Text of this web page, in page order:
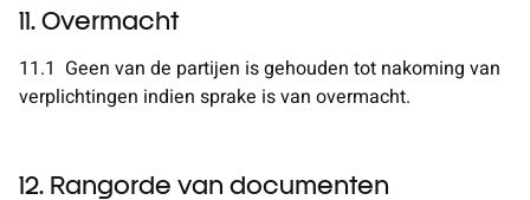
11. Overmacht
11.1 Geen van de partijen is gehouden tot nakoming van
verplichtingen indien sprake is van overmacht.
12. Rangorde van documenten